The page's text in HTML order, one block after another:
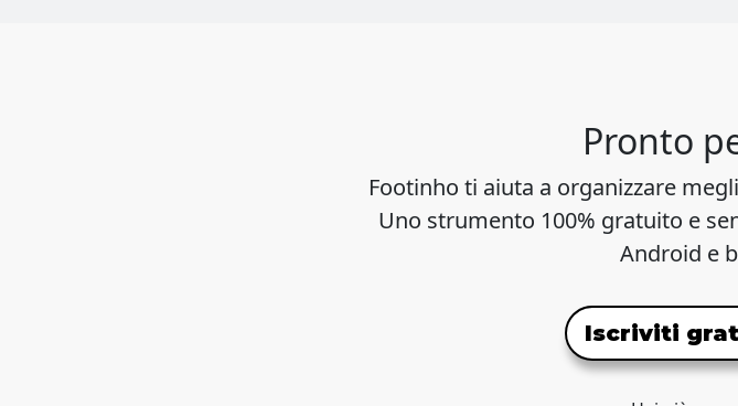
Pronto
Footinho ti aiuta a organizzare
Uno strumento 100% gratuito e
Android e
Iscriviti